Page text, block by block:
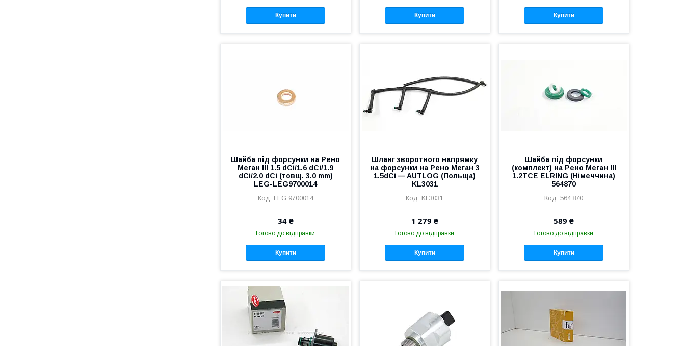
Купити Купити Купити
Шайба під форсунки на Рено
Меган III 1.5 dCi/1.6 dCi/1.9
dCi/2.0 dCi (товщ. 3.0 mm)
LEG-LEG9700014
LEG 9700014
34 ₴
Готово до відправки
Купити
Шланг зворотного напрямку
на форсунки на Рено Меган 3
1.5dCi — AUTLOG (Польща)
KL3031
KL3031
1 279 ₴
Готово до відправки
Купити
Шайба під форсунки
(комплект) на Рено Меган III
1.2TCE ELRING (Німеччина)
564870
564.870
589 ₴
Готово до відправки
Купити